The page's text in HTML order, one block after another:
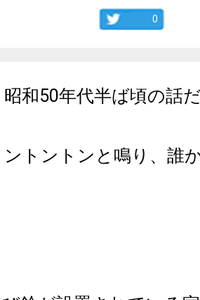
0
和50年代半ば頃の話
トントンと鳴り、誰